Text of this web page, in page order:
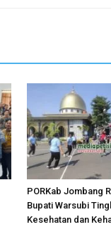
PORKab Jombang
Bupati Warsubi
Kesehatan dan